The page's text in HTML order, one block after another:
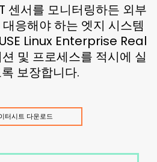
센서를 모니터링하든 외부
응해야 하는 엣지 시스템
Linux Enterprise Real
및 프로세스를 적시에 실
보장합니다.
터시트 다운로드